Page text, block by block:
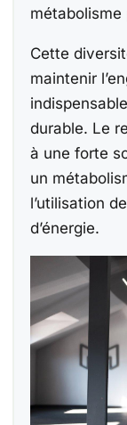
métabolisme
Cette
maintenir
durable. Le
à une forte
un
l’utilisation
d’énergie.